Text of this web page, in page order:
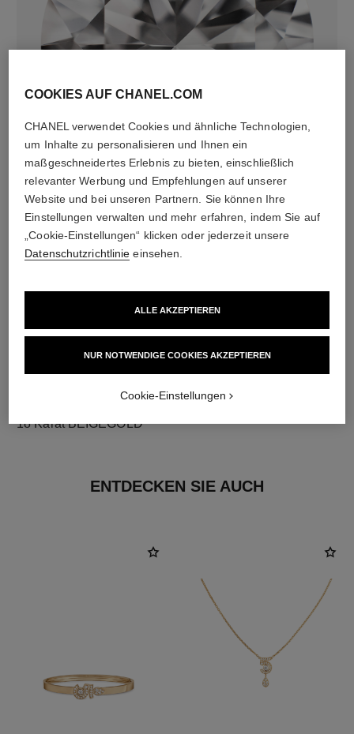
diamanten
20 Diamanten im Brillantschliff von insgesamt 0,46ct
einschließlich 1 zentraler Diamant im Brillantschliff von
0,25ct, GIA-zertifiziert
Die Merkmale jeder Kreation können variieren**
18 Karat BEIGEGOLD
ENTDECKEN SIE AUCH
COOKIES AUF CHANEL.COM
CHANEL verwendet Cookies und ähnliche Technologien,
um Inhalte zu personalisieren und Ihnen ein
maßgeschneidertes Erlebnis zu bieten, einschließlich
relevanter Werbung und Empfehlungen auf unserer
Website und bei unseren Partnern. Sie können Ihre
Einstellungen verwalten und mehr erfahren, indem Sie auf
„Cookie-Einstellungen“ klicken oder jederzeit unsere
Datenschutzrichtlinie einsehen.
NUR NOTWENDIGE COOKIES AKZEPTIEREN
ALLE AKZEPTIEREN
Cookie-Einstellungen